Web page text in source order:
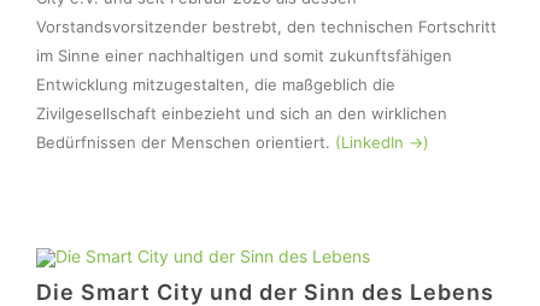
Vorstandsvorsitzender bestrebt, den technischen Fortschritt
im Sinne einer nachhaltigen und somit zukunftsfähigen
Entwicklung mitzugestalten, die maßgeblich die
Zivilgesellschaft einbezieht und sich an den wirklichen
Bedürfnissen der Menschen orientiert. (LinkedIn ->)
Die Smart City und der Sinn des Lebens